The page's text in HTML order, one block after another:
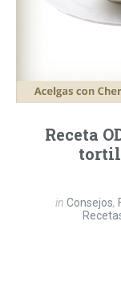
Receta
in Consejos,